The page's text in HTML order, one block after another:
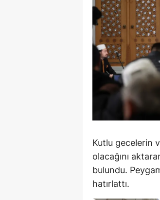
Kutlu gecelerin
olacağını
bulundu.
hatırlattı.